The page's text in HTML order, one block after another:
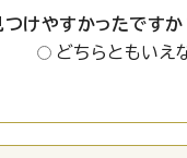
つけやすかったですか
どちらともい